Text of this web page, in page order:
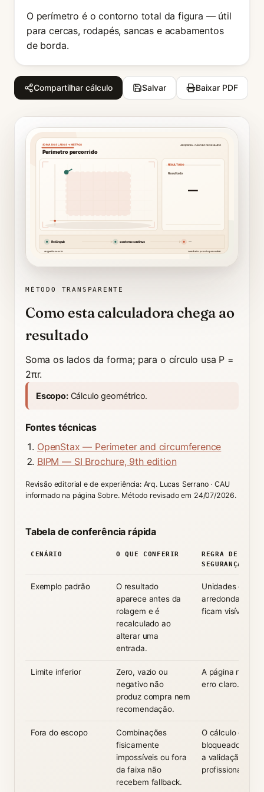
O perímetro é o contorno total da figura — útil
para cercas, rodapés, sancas e acabamentos
de borda.
Compartilhar cálculo Salvar Baixar PDF
SOMA DOS LADOS → METROS
Perímetro percorrido
ARQPEDIA · CÁLCULO DESENHADO
RESULTADO
Resultado
—
Retângulo contorno contínuo —
arqpedia.com.br resultado pronto para salvar
percurso destacado forma à escala soma dos lados
MÉTODO TRANSPARENTE
Como esta calculadora chega ao
resultado
Soma os lados da forma; para o círculo usa P =
2πr.
Escopo:Cálculo geométrico.
Fontes técnicas
OpenStax — Perimeter and circumference
BIPM — SI Brochure, 9th edition
Revisão editorial e de experiência: Arq. Lucas Serrano · CAU
informado na página Sobre. Método revisado em 24/07/2026.
Tabela de conferência rápida
CENÁRIO O QUE CONFERIR
REGRA DE
SEGURANÇA
Exemplo padrão
O resultado
aparece antes da
rolagem e é
recalculado ao
alterar uma
entrada.
Unidades e
ficam visíveis.
Limite inferior
Zero, vazio ou
negativo não
produz compra nem
recomendação.
A página mostra
erro claro.
Fora do escopo
Combinações
fisicamente
impossíveis ou fora
da faixa não
recebem fallback.
O cálculo é
bloqueado e
a validação
profissional.